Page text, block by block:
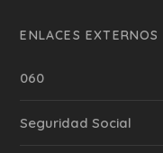
ENLACES EXTERNOS
060
Seguridad Social